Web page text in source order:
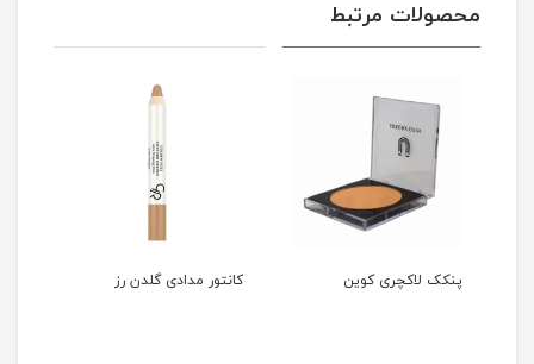
محصولات مرتبط
پنکک لاکچری کوین کانتور مدادی گلدن رز